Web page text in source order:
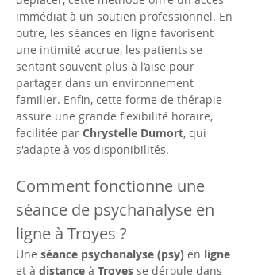
immédiat à un soutien professionnel. En
outre, les séances en ligne favorisent
une intimité accrue, les patients se
sentant souvent plus à l’aise pour
partager dans un environnement
familier. Enfin, cette forme de thérapie
assure une grande flexibilité horaire,
facilitée par Chrystelle Dumort, qui
s'adapte à vos disponibilités.
Comment fonctionne une
séance de psychanalyse en
ligne à Troyes ?
Une séance psychanalyse (psy) en ligne
et à distance à Troyes se déroule dans